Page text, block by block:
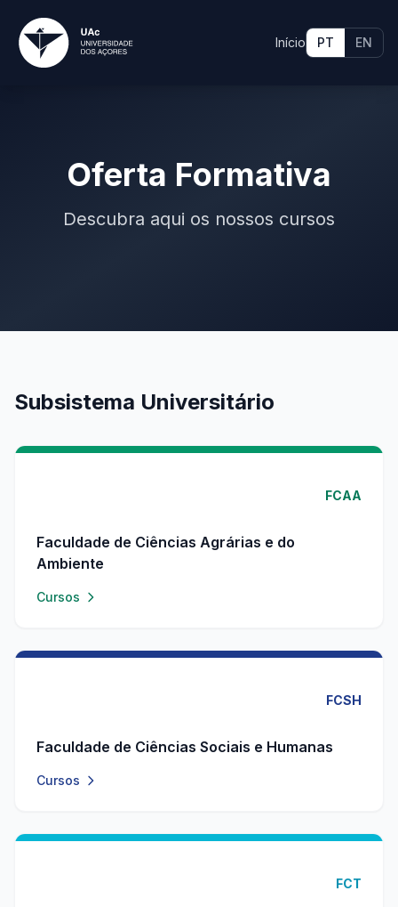
Início PT EN
Oferta Formativa
Descubra aqui os nossos cursos
Subsistema Universitário
FCAA
Faculdade de Ciências Agrárias e do
Ambiente
Cursos
FCSH
Faculdade de Ciências Sociais e Humanas
Cursos
FCT